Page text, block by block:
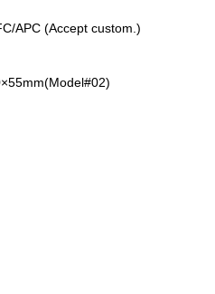
APC (Accept custom.)